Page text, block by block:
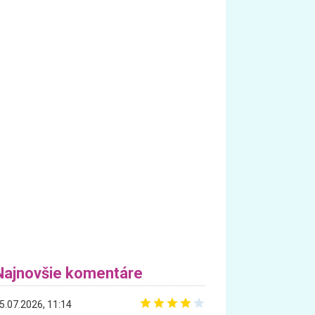
komentáre
11:14